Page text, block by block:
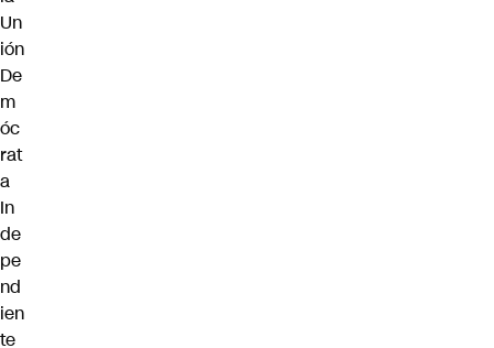
Un
ión
De
m
óc
rat
a
In
de
pe
nd
ien
te